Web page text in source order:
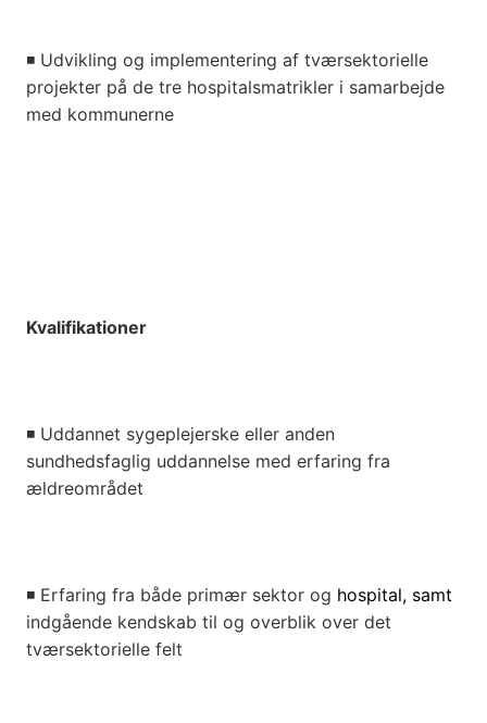
◾ Udvikling og implementering af tværsektorielle
projekter på de tre hospitalsmatrikler i samarbejde
med kommunerne
Kvalifikationer
◾ Uddannet sygeplejerske eller anden
sundhedsfaglig uddannelse med erfaring fra
ældreområdet
◾ Erfaring fra både primær sektor og hospital, samt
indgående kendskab til og overblik over det
tværsektorielle felt